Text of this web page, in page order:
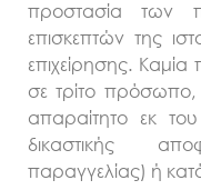
προστασία των
επισκεπτών της
επιχείρησης. Καμία
σε τρίτο πρόσωπο,
απαραίτητο εκ
δικαστικής
παραγγελίας) ή